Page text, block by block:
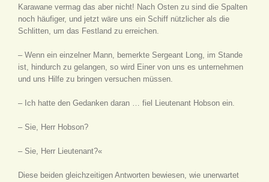
Karawane vermag das aber nicht! Nach Osten zu sind die Spalten
noch häufiger, und jetzt wäre uns ein Schiff nützlicher als die
Schlitten, um das Festland zu erreichen.
– Wenn ein einzelner Mann, bemerkte Sergeant Long, im Stande
ist, hindurch zu gelangen, so wird Einer von uns es unternehmen
und uns Hilfe zu bringen versuchen müssen.
– Ich hatte den Gedanken daran … fiel Lieutenant Hobson ein.
– Sie, Herr Hobson?
– Sie, Herr Lieutenant?«
Diese beiden gleichzeitigen Antworten bewiesen, wie unerwartet